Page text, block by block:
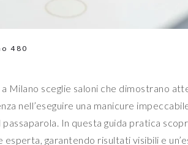
480
sceglie saloni che dimostrano
nell’eseguire una manicure
In questa guida pratica
garantendo risultati visibili e